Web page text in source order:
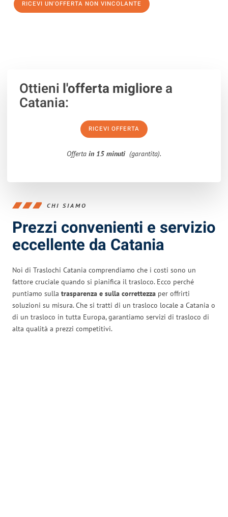
RICEVI UN'OFFERTA NON VINCOLANTE
Ottieni l'offerta migliorea
Catania:
RICEVI OFFERTA
Offerta in 15 minuti (garantita).
CHI SIAMO
Prezzi convenienti e servizio
eccellente da Catania
Noi di Traslochi Catania comprendiamo che i costi sono un
fattore cruciale quando si pianifica il trasloco. Ecco perché
puntiamo sulla trasparenza e sulla correttezza per offrirti
soluzioni su misura. Che si tratti di un trasloco locale a Catania o
di un trasloco in tutta Europa, garantiamo servizi di trasloco di
alta qualità a prezzi competitivi.